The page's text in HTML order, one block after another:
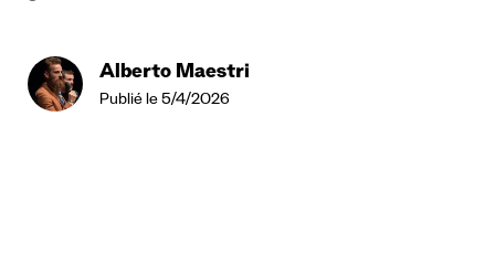
Alberto Maestri
Publié le 5/4/2026